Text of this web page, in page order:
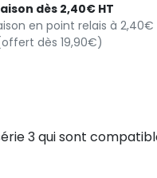
dès 2,40€ HT
en point relais à 2,40€
dès 19,90€)
3 qui sont